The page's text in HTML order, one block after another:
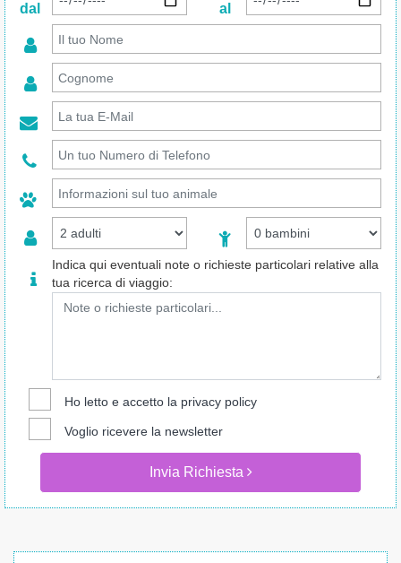
dal al
Indica qui eventuali note o richieste particolari relative alla
tua ricerca di viaggio:
Ho letto e accetto la privacy policy
Voglio ricevere la newsletter
Invia Richiesta